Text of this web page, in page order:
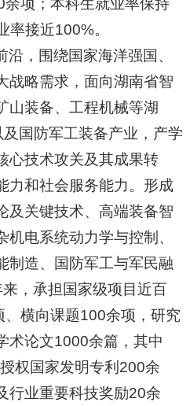
项；本科生就业率保持
率接近100%。
，围绕国家海洋强国、
战略需求，面向湖南省智
山装备、工程机械等湖
及国防军工装备产业，产学
心技术攻关及其成果转
力和社会服务能力。形成
及关键技术、高端装备智
电系统动力学与控制、
制造、国防军工与军民融
，承担国家级项目近百
横向课题100余项，研究
术论文1000余篇，其中
权国家发明专利200余
行业重要科技奖励20余